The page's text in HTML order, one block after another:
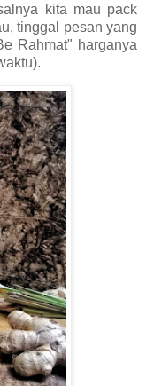
kita mau pack
tinggal pesan yang
Rahmat" harganya